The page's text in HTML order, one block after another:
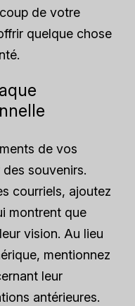
de votre
quelque chose
de vos
souvenirs.
courriels, ajoutez
montrent que
vision. Au lieu
mentionnez
leur
antérieures.